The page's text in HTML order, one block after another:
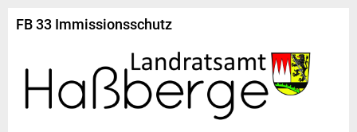
FB 33 Immissionsschutz